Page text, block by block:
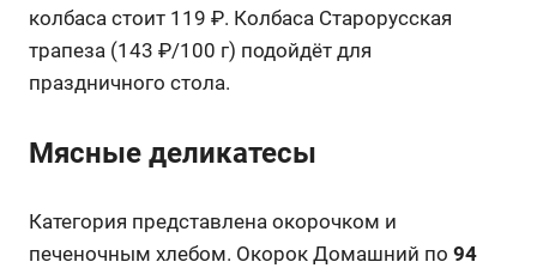
колбаса стоит 119 ₽. Колбаса Старорусская
трапеза (143 ₽/100 г) подойдёт для
праздничного стола.
Мясные деликатесы
Категория представлена окорочком и
печеночным хлебом. Окорок Домашний по 94